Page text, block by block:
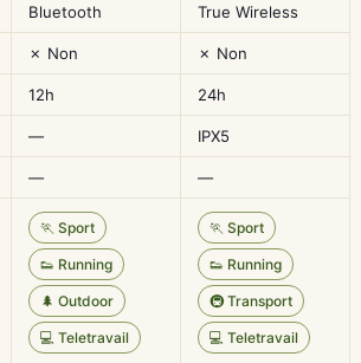
Bluetooth True Wireless
✗ Non ✗ Non
12h 24h
— IPX5
— —
🏃 Sport
👟 Running
🌲 Outdoor
💻 Teletravail
🏃 Sport
👟 Running
🚇 Transport
💻 Teletravail